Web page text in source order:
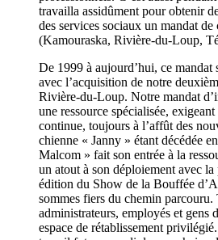
travailla assidûment pour obtenir
des services sociaux un mandat
(Kamouraska, Rivière-du-Loup,
De 1999 à aujourd’hui, ce mandat
avec l’acquisition de notre
Rivière-du-Loup. Notre mandat
une ressource spécialisée,
continue, toujours à l’affût des
chienne « Janny » étant décédée
Malcom » fait son entrée à la
un atout à son déploiement avec
édition du Show de la Bouffée
sommes fiers du chemin parcouru.
administrateurs, employés et gens
espace de rétablissement